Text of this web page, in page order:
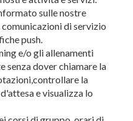
sulle nostre
di servizio
push.
e/o gli allenamenti
senza dover chiamare la
la
e visualizza lo